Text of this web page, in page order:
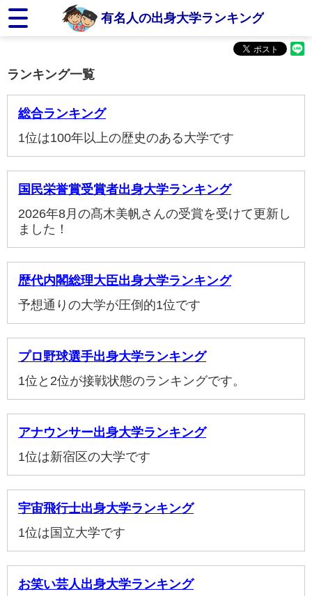
有名人の出身大学ランキング
ランキング一覧
総合ランキング
1位は100年以上の歴史のある大学です
国民栄誉賞受賞者出身大学ランキング
2026年8月の髙木美帆さんの受賞を受けて更新し
ました！
歴代内閣総理大臣出身大学ランキング
予想通りの大学が圧倒的1位です
プロ野球選手出身大学ランキング
1位と2位が接戦状態のランキングです。
アナウンサー出身大学ランキング
1位は新宿区の大学です
宇宙飛行士出身大学ランキング
1位は国立大学です
お笑い芸人出身大学ランキング